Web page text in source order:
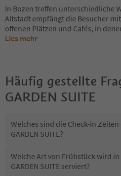
In Bozen treffen unterschiedliche
Altstadt empfängt die Besucher
offenen Plätzen und Cafés, in
Lies mehr
Häufig gestellte
GARDEN SUITE
Welches sind die Check-in
GARDEN SUITE?
Welche Art von Frühstück wird
GARDEN SUITE serviert?